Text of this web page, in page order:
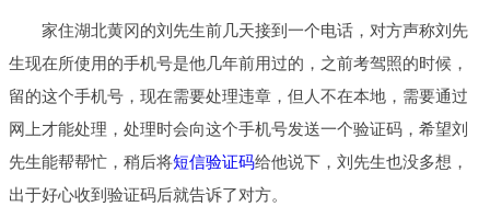
家住湖北黄冈的刘先生前几天接到一个电话，对方声称刘先
生现在所使用的手机号是他几年前用过的，之前考驾照的时候，
留的这个手机号，现在需要处理违章，但人不在本地，需要通过
网上才能处理，处理时会向这个手机号发送一个验证码，希望刘
先生能帮帮忙，稍后将短信验证码给他说下，刘先生也没多想，
出于好心收到验证码后就告诉了对方。